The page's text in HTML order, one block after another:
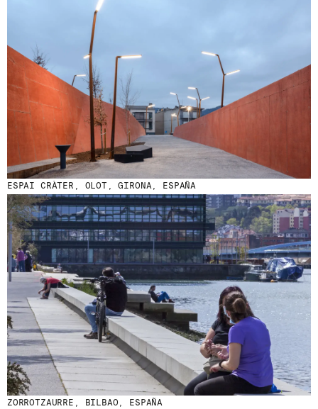
ESPAI CRÀTER, OLOT, GIRONA, ESPAÑA
ZORROTZAURRE, BILBAO, ESPAÑA